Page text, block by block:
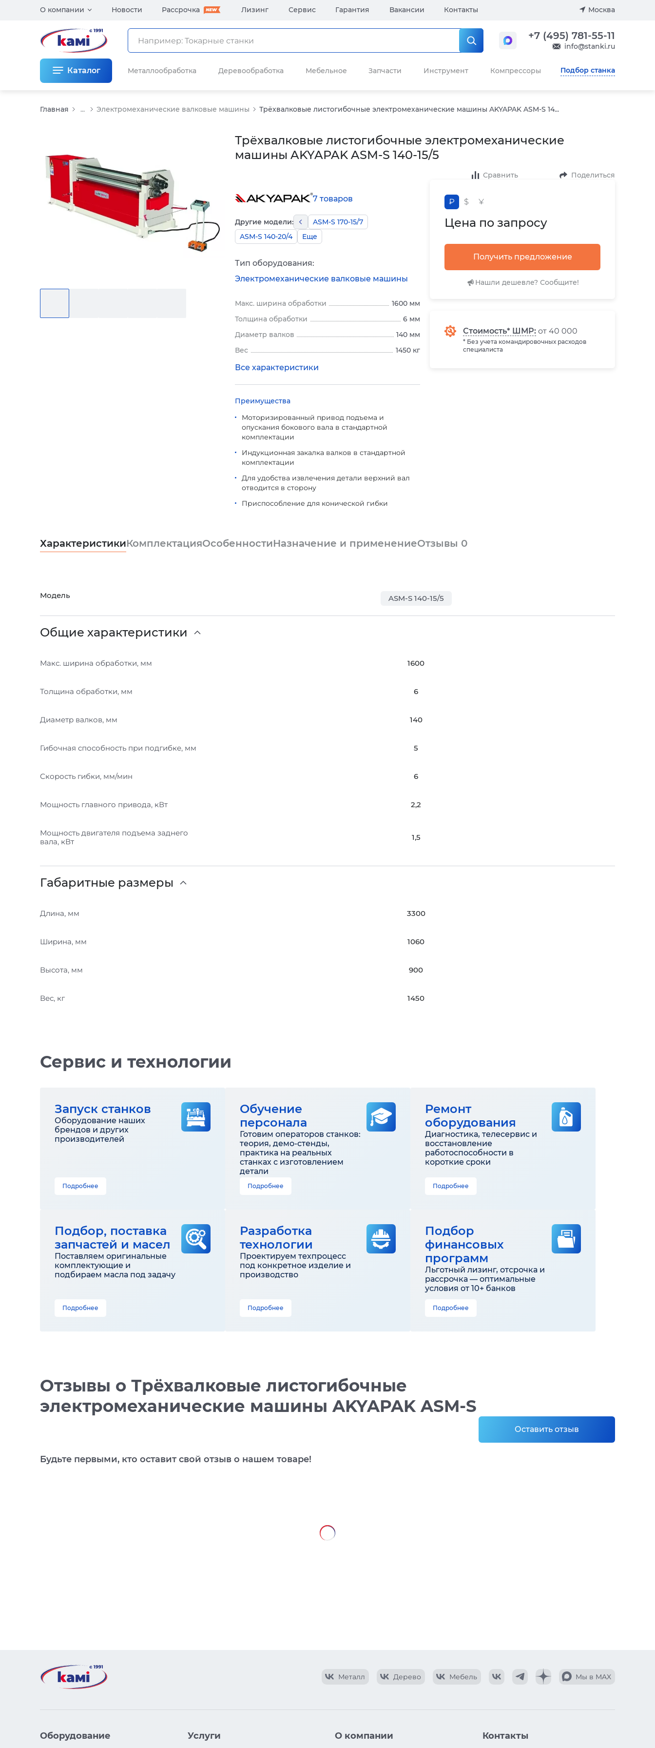
О компании Новости Рассрочка Лизинг Сервис Гарантия Вакансии Контакты Москва
+7 (495) 781-55-11
info@stanki.ru
Каталог Металлообработка Деревообработка Мебельное Запчасти Инструмент Компрессоры Подбор станка
Главная ... Электромеханические валковые машины Трёхвалковые листогибочные электромеханические машины AKYAPAK ASM-S 14...
Трёхвалковые листогибочные электромеханические
машины AKYAPAK ASM-S 140-15/5
Сравнить Поделиться
₽ $ ¥
Цена по запросу
Получить предложение
Нашли дешевле? Сообщите!
Стоимость* ШМР: от 40 000
* Без учета командировочных расходов
специалиста
7 товаров
Другие модели:
ASM-S 170-15/7
ASM-S 140-20/4
Еще
Тип оборудования:
Электромеханические валковые машины
Макс. ширина обработки
1600 мм
Толщина обработки
6 мм
Диаметр валков
140 мм
Вес
1450 кг
Все характеристики
Преимущества
Моторизированный привод подъема и
опускания бокового вала в стандартной
комплектации
Индукционная закалка валков в стандартной
комплектации
Для удобства извлечения детали верхний вал
отводится в сторону
Приспособление для конической гибки
ХарактеристикиКомплектацияОсобенностиНазначение и применениеОтзывы 0
Модель ASM-S 140-15/5
Общие характеристики
Макс. ширина обработки, мм 1600
Толщина обработки, мм 6
Диаметр валков, мм 140
Гибочная способность при подгибке, мм 5
Скорость гибки, мм/мин 6
Мощность главного привода, кВт 2,2
Мощность двигателя подъема заднего
вала, кВт
1,5
Габаритные размеры
Длина, мм 3300
Ширина, мм 1060
Высота, мм 900
Вес, кг 1450
Сервис и технологии
Запуск станков
Оборудование наших
брендов и других
производителей
Подробнее
Обучение
персонала
Готовим операторов станков:
теория, демо-стенды,
практика на реальных
станках с изготовлением
детали
Подробнее
Ремонт
оборудования
Диагностика, телесервис и
восстановление
работоспособности в
короткие сроки
Подробнее
Подбор, поставка
запчастей и масел
Поставляем оригинальные
комплектующие и
подбираем масла под задачу
Подробнее
Разработка
технологии
Проектируем техпроцесс
под конкретное изделие и
производство
Подробнее
Подбор
финансовых
программ
Льготный лизинг, отсрочка и
рассрочка — оптимальные
условия от 10+ банков
Подробнее
Отзывы о Трёхвалковые листогибочные
электромеханические машины AKYAPAK ASM-S
Оставить отзыв
Будьте первыми, кто оставит свой отзыв о нашем товаре!
Металл Дерево Мебель Мы в MAX
Оборудование Услуги О компании Контакты